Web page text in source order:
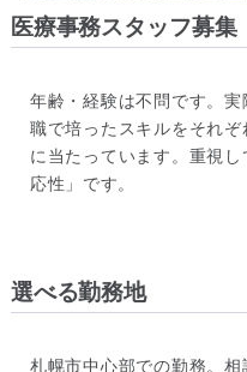
医療事務スタッフ募集
年齢・経験は不問です。
職で培ったスキルをそれ
に当たっています。重視
応性」です。
選べる勤務地
札幌市中心部での勤務。